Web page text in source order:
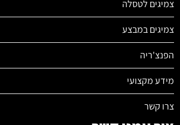
צמיגים לטסלה
צמיגים במבצע
הפנצ'ריה
מידע מקצועי
צרו קשר